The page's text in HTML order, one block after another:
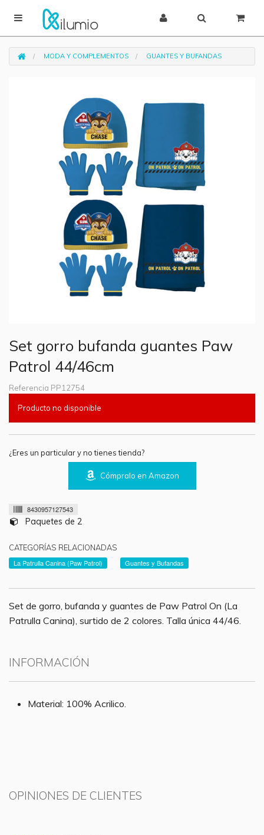
MODA Y COMPLEMENTOS GUANTES Y BUFANDAS
Set gorro bufanda guantes Paw
Patrol 44/46cm
Referencia PP12754
Producto no disponible
¿Eres un particular y no tienes tienda?
Cómpralo en Amazon
8430957127543
Paquetes de 2
CATEGORÍAS RELACIONADAS
La Patrulla Canina (Paw Patrol)
Guantes y Bufandas
Set de gorro, bufanda y guantes de Paw Patrol On (La
Patrulla Canina), surtido de 2 colores. Talla única 44/46.
INFORMACIÓN
Material: 100% Acrilico.
OPINIONES DE CLIENTES